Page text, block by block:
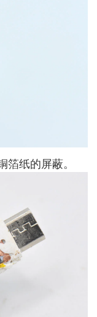
纸的屏蔽。